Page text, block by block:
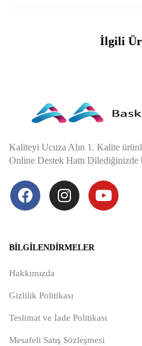
İlgili
Kaliteyi Ucuza Alın 1. Kalite
Online Destek Hattı Dilediğinizde
BILGILENDIRMELER
Hakkımızda
Gizlilik Politikası
Teslimat ve İade Politikası
Mesafeli Satış Sözleşmesi